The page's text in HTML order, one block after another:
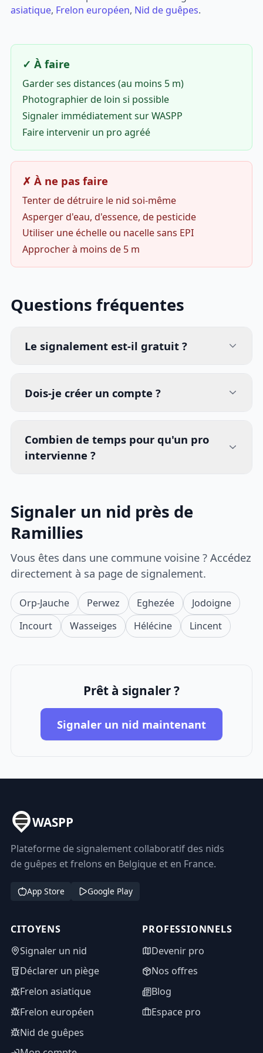
asiatique, Frelon européen, Nid de guêpes.
✓ À faire
Garder ses distances (au moins 5 m)
Photographier de loin si possible
Signaler immédiatement sur WASPP
Faire intervenir un pro agréé
✗ À ne pas faire
Tenter de détruire le nid soi-même
Asperger d'eau, d'essence, de pesticide
Utiliser une échelle ou nacelle sans EPI
Approcher à moins de 5 m
Questions fréquentes
Le signalement est-il gratuit ?
Dois-je créer un compte ?
Combien de temps pour qu'un pro
intervienne ?
Signaler un nid près de
Ramillies
Vous êtes dans une commune voisine ? Accédez
directement à sa page de signalement.
Orp-Jauche Perwez Eghezée
Jodoigne
Incourt
Wasseiges Hélécine Lincent
Prêt à signaler ?
Signaler un nid maintenant
WASPP
Plateforme de signalement collaboratif des nids
de guêpes et frelons en Belgique et en France.
App Store Google Play
CITOYENS
Signaler un nid
Déclarer un piège
Frelon asiatique
Frelon européen
Nid de guêpes
PROFESSIONNELS
Devenir pro
Nos offres
Blog
Espace pro